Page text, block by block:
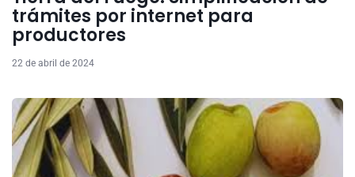
trámites por internet para
productores
22 de abril de 2024